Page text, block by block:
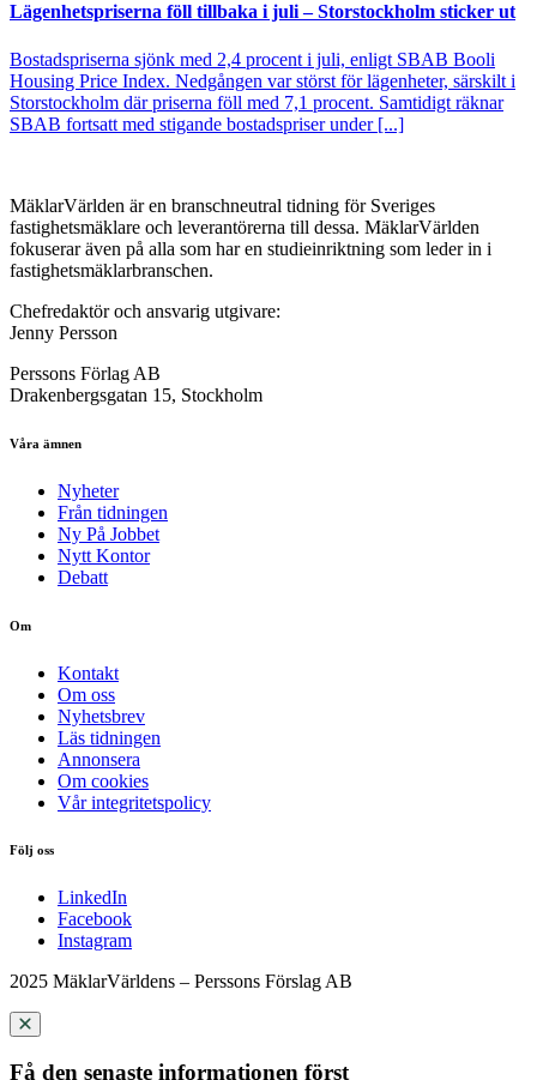
Lägenhetspriserna föll tillbaka i juli – Storstockholm sticker ut
Bostadspriserna sjönk med 2,4 procent i juli, enligt SBAB Booli
Housing Price Index. Nedgången var störst för lägenheter, särskilt i
Storstockholm där priserna föll med 7,1 procent. Samtidigt räknar
SBAB fortsatt med stigande bostadspriser under [...]
MäklarVärlden är en branschneutral tidning för Sveriges
fastighetsmäklare och leverantörerna till dessa. MäklarVärlden
fokuserar även på alla som har en studieinriktning som leder in i
fastighetsmäklarbranschen.
Chefredaktör och ansvarig utgivare:
Jenny Persson
Perssons Förlag AB
Drakenbergsgatan 15, Stockholm
Våra ämnen
Nyheter
Från tidningen
Ny På Jobbet
Nytt Kontor
Debatt
Om
Kontakt
Om oss
Nyhetsbrev
Läs tidningen
Annonsera
Om cookies
Vår integritetspolicy
Följ oss
LinkedIn
Facebook
Instagram
2025 MäklarVärldens – Perssons Förslag AB
Få den senaste informationen först